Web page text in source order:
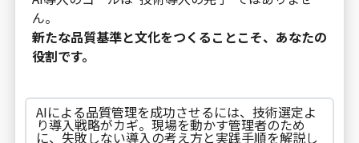
ん。
新たな品質基準と文化をつくることこそ、あなたの
役割です。
AIによる品質管理を成功させるには、技術選定よ
り導入戦略がカギ。現場を動かす管理者のため
に、失敗しない導入の考え方と実践手順を解説し